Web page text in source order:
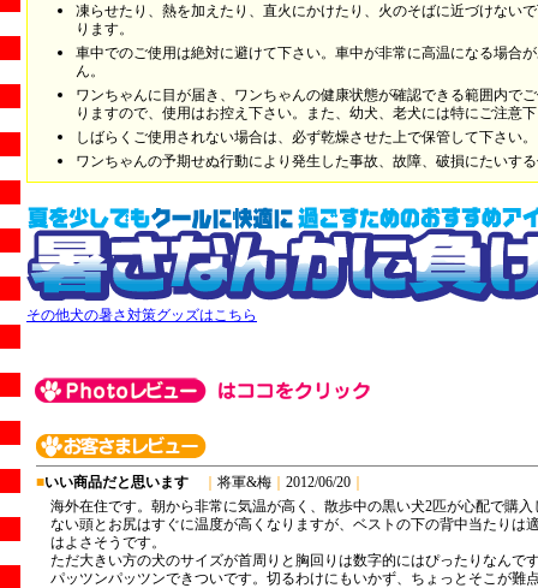
凍らせたり、熱を加えたり、直火にかけたり、火のそばに近づけない
ります。
車中でのご使用は絶対に避けて下さい。車中が非常に高温になる場合
ん。
ワンちゃんに目が届き、ワンちゃんの健康状態が確認できる範囲内で
りますので、使用はお控え下さい。また、幼犬、老犬には特にご注意
しばらくご使用されない場合は、必ず乾燥させた上で保管して下さい。
ワンちゃんの予期せぬ行動により発生した事故、故障、破損にたいす
その他犬の暑さ対策グッズはこちら